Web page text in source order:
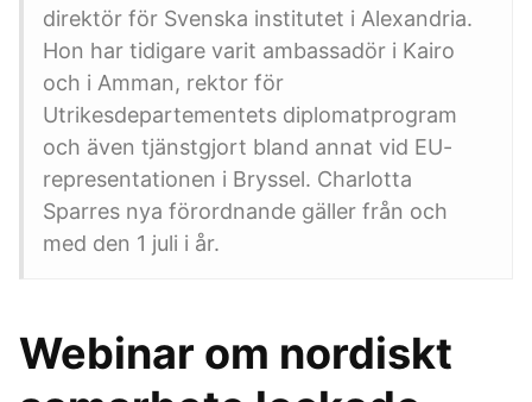
direktör för Svenska institutet i Alexandria.
Hon har tidigare varit ambassadör i Kairo
och i Amman, rektor för
Utrikesdepartementets diplomatprogram
och även tjänstgjort bland annat vid EU-
representationen i Bryssel. Charlotta
Sparres nya förordnande gäller från och
med den 1 juli i år.
Webinar om nordiskt